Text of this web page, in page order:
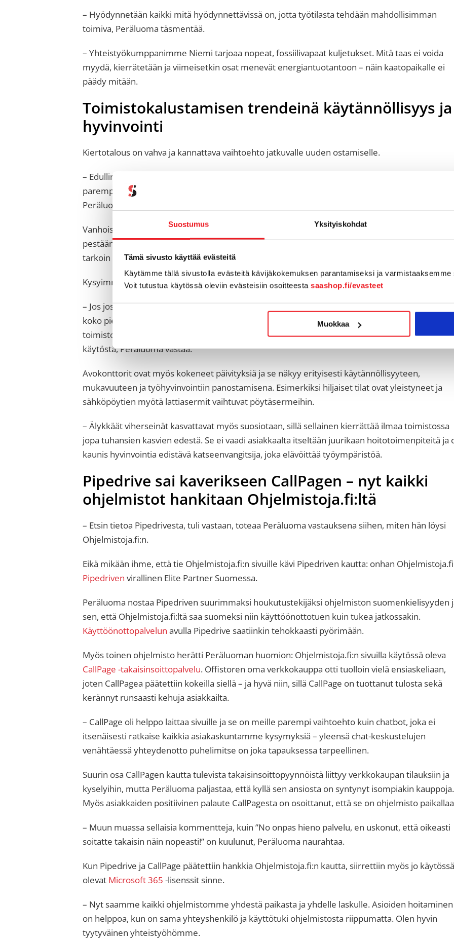
Suostumus Yksityiskohdat
Tämä sivusto käyttää evästeitä
Käytämme tällä sivustolla evästeitä kävijäkokemuksen parantamiseksi ja
Voit tutustua käytössä oleviin evästeisiin osoitteesta saashop.fi/evasteet
Muokkaa
– Hyödynnetään kaikki mitä hyödynnettävissä on, jotta työtilasta tehdään mahdollisimman
toimiva, Peräluoma täsmentää.
– Yhteistyökumppanimme Niemi tarjoaa nopeat, fossiilivapaat kuljetukset. Mitä taas ei voida
myydä, kierrätetään ja viimeisetkin osat menevät energiantuotantoon – näin kaatopaikalle ei
päädy mitään.
Toimistokalustamisen trendeinä käytännöllisyys ja
hyvinvointi
Kiertotalous on vahva ja kannattava vaihtoehto jatkuvalle uuden ostamiselle.
– Edullinen hinta ja ekologisuus sopivat täydellisesti yhteen. Laadukas käytetty kaluste on
parempi vaihtoehto kuin uusi ja halpa – etenkin, kun kustannukset ovat lähellä toisiaan,
Peräluoma painottaa.
Vanhoissa kalusteissa on selkeästi määritellyt
ja ennen myyntiä ne tarkistetaan
pestään huolella. Käytetyillä tuotteilla on yhden vuoden takuu. Offistorella on tarjolla myös itse
tarkoin valikoituja uusia, kestäviä tuotteita.
Kysyimme Peräluomalta myös, mitä trendejä toimistosisustamisessa on nähtävissä?
– Jos jossain ei vielä ole sähköpöytiä, niin nyt viimeistään hankitaan nekin. Myös työpisteiden
koko pienenee, koska laitteet eivät enää vie paljoa tilaa työpöydällä ja kaikki arvokkaat
toimistoneliöt pyritään hyödyntämään. Vanhanaikaiset ”tietokonepöydät” ovat poistumassa
käytöstä, Peräluoma vastaa.
Avokonttorit ovat myös kokeneet päivityksiä ja se näkyy erityisesti käytännöllisyyteen,
mukavuuteen ja työhyvinvointiin panostamisena. Esimerkiksi hiljaiset tilat ovat yleistyneet ja
sähköpöytien myötä lattiasermit vaihtuvat pöytäsermeihin.
– Älykkäät viherseinät kasvattavat myös suosiotaan, sillä sellainen kierrättää ilmaa toimistossa
jopa tuhansien kasvien edestä. Se ei vaadi asiakkaalta itseltään juurikaan hoitotoimenpiteitä ja
kaunis hyvinvointia edistävä katseenvangitsija, joka elävöittää työympäristöä.
Pipedrive sai kaverikseen CallPagen – nyt kaikki
ohjelmistot hankitaan Ohjelmistoja.fi:ltä
– Etsin tietoa Pipedrivesta, tuli vastaan, toteaa Peräluoma vastauksena siihen, miten hän löysi
Ohjelmistoja.fi:n.
Eikä mikään ihme, että tie Ohjelmistoja.fi:n sivuille kävi Pipedriven kautta: onhan Ohjelmistoja.fi
Pipedriven virallinen Elite Partner Suomessa.
Peräluoma nostaa Pipedriven suurimmaksi houkutustekijäksi ohjelmiston suomenkielisyyden
sen, että Ohjelmistoja.fi:ltä saa suomeksi niin käyttöönottotuen kuin tukea jatkossakin.
Käyttöönottopalvelun avulla Pipedrive saatiinkin tehokkaasti pyörimään.
Myös toinen ohjelmisto herätti Peräluoman huomion: Ohjelmistoja.fi:n sivuilla käytössä oleva
CallPage -takaisinsoittopalvelu. Offistoren oma verkkokauppa otti tuolloin vielä ensiaskeliaan,
joten CallPagea päätettiin kokeilla siellä – ja hyvä niin, sillä CallPage on tuottanut tulosta sekä
kerännyt runsaasti kehuja asiakkailta.
– CallPage oli helppo laittaa sivuille ja se on meille parempi vaihtoehto kuin chatbot, joka ei
itsenäisesti ratkaise kaikkia asiakaskuntamme kysymyksiä – yleensä chat-keskustelujen
venähtäessä yhteydenotto puhelimitse on joka tapauksessa tarpeellinen.
Suurin osa CallPagen kautta tulevista takaisinsoittopyynnöistä liittyy verkkokaupan tilauksiin ja
kyselyihin, mutta Peräluoma paljastaa, että kyllä sen ansiosta on syntynyt isompiakin kauppoja.
Myös asiakkaiden positiivinen palaute CallPagesta on osoittanut, että se on ohjelmisto
– Muun muassa sellaisia kommentteja, kuin ”No onpas hieno palvelu, en uskonut, että oikeasti
soitatte takaisin näin nopeasti!” on kuulunut, Peräluoma naurahtaa.
Kun Pipedrive ja CallPage päätettiin hankkia Ohjelmistoja.fi:n kautta, siirrettiin myös jo
olevat Microsoft 365 -lisenssit sinne.
– Nyt saamme kaikki ohjelmistomme yhdestä paikasta ja yhdelle laskulle. Asioiden hoitaminen
on helppoa, kun on sama yhteyshenkilö ja käyttötuki ohjelmistosta riippumatta. Olen hyvin
tyytyväinen yhteistyöhömme.